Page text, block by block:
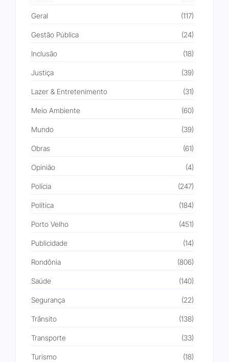
Geral (117)
Gestão Pública (24)
Inclusão (18)
Justiça (39)
Lazer & Entretenimento (31)
Meio Ambiente (60)
Mundo (39)
Obras (61)
Opinião (4)
Polícia (247)
Política (184)
Porto Velho (451)
Publicidade (14)
Rondônia (806)
Saúde (140)
Segurança (22)
Trânsito (138)
Transporte (33)
Turismo (18)